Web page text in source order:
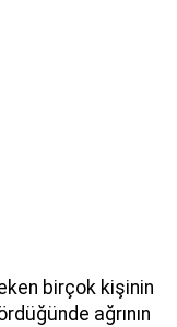
birçok kişinin
ağrının